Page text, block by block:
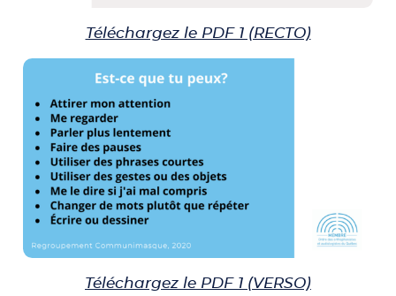
Téléchargez le PDF 1 (RECTO)
Téléchargez le PDF 1 (VERSO)